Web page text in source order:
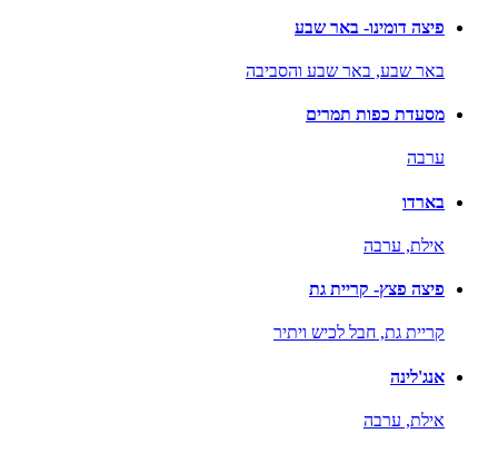
פיצה דומינו- באר שבע
באר שבע, באר שבע והסביבה
מסעדת כפות תמרים
ערבה
בארדו
אילת, ערבה
פיצה פצץ- קריית גת
קריית גת, חבל לכיש ויתיר
אנג'לינה
אילת, ערבה